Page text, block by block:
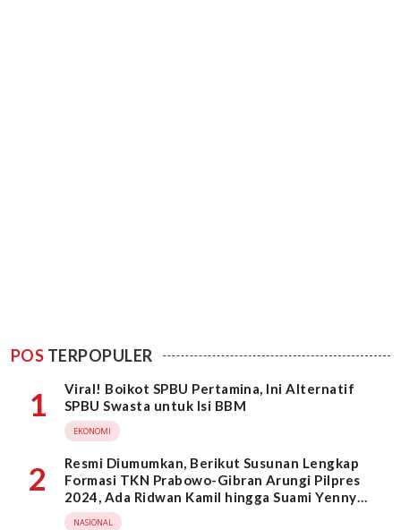
POS TERPOPULER
1
Viral! Boikot SPBU Pertamina, Ini Alternatif
SPBU Swasta untuk Isi BBM
EKONOMI
2
Resmi Diumumkan, Berikut Susunan Lengkap
Formasi TKN Prabowo-Gibran Arungi Pilpres
2024, Ada Ridwan Kamil hingga Suami Yenny
Wahid
NASIONAL